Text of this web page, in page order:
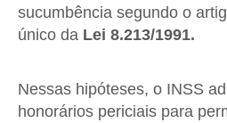
sucumbência segundo o
único da Lei 8.213/1991.
Nessas hipóteses, o INSS
honorários periciais para